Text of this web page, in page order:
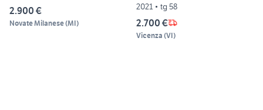
2.900 €
Novate Milanese(MI)
2021 • tg 58
2.700 €
Vicenza (VI)